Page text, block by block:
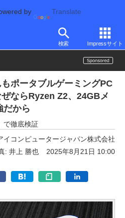
by Translate
検索 Impressサイト
ト/スマートフォン NUC/小型パソコ
ポータブルゲーミングPC
ならRyzen Z2、24GBメ
だから
で徹底検証
イコンピュータージャパン株式会社
: 井上 勝也 2025年8月21日 10:00